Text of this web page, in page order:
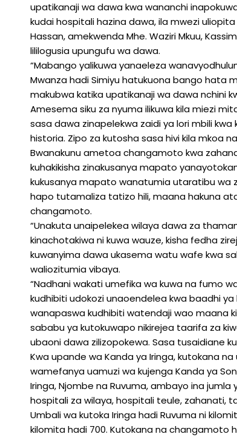
upatikanaji wa dawa kwa wananchi
kudai hospitali hazina dawa, ila mwezi
Hassan, amekwenda Mhe. Waziri Mkuu,
lililogusia upungufu wa dawa.
“Mabango yalikuwa yanaeleza
Mwanza hadi Simiyu hatukuona bango hata
makubwa katika upatikanaji wa dawa nchini
Amesema siku za nyuma ilikuwa kila miezi
sasa dawa zinapelekwa zaidi ya lori mbili
historia. Zipo za kutosha sasa hivi kila mkoa
Bwanakunu ametoa changamoto kwa
kuhakikisha zinakusanya mapato
kukusanya mapato wanatumia utaratibu wa
hapo tutamaliza tatizo hili, maana hakuna
changamoto.
“Unakuta unaipelekea wilaya dawa za
kinachotakiwa ni kuwa wauze, kisha fedha
kuwanyima dawa ukasema watu wafe kwa
waliozitumia vibaya.
“Nadhani wakati umefika wa kuwa na fumo
kudhibiti udokozi unaoendelea kwa baadhi
wanapaswa kudhibiti watendaji wao maana
sababu ya kutokuwapo nikirejea taarifa za
ubaoni dawa zilizopokewa. Sasa tusaidiane
Kwa upande wa Kanda ya Iringa, kutokana
wamefanya uamuzi wa kujenga Kanda ya
Iringa, Njombe na Ruvuma, ambayo ina
hospitali za wilaya, hospitali teule, zahanati,
Umbali wa kutoka Iringa hadi Ruvuma ni
kilomita hadi 700. Kutokana na changamoto